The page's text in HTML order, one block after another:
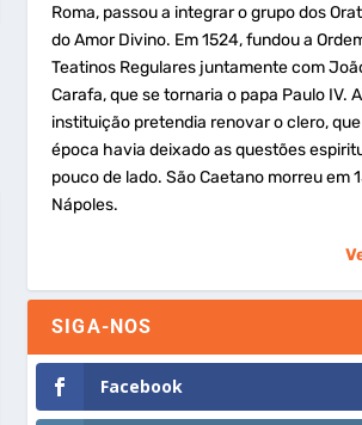
Roma, passou a integrar o grupo dos
do Amor Divino. Em 1524, fundou a
Teatinos Regulares juntamente com
Carafa, que se tornaria o papa Paulo IV. A
instituição pretendia renovar o clero,
época havia deixado as questões
pouco de lado. São Caetano morreu em
Nápoles.
SIGA-NOS
Facebook